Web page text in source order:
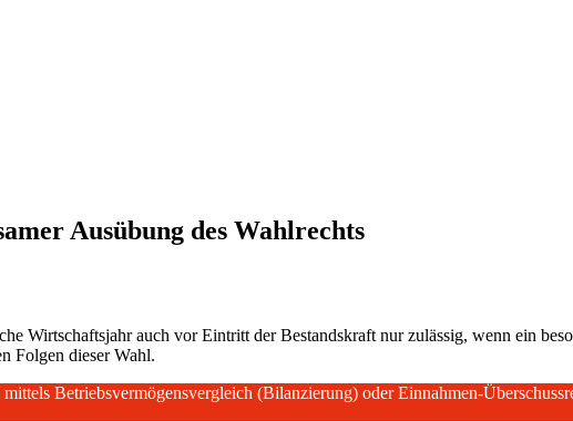
Ausübung des Wahlrechts
Wirtschaftsjahr auch vor Eintritt der Bestandskraft nur zulässig, wenn ein
Folgen dieser Wahl.
Betriebsvermögensvergleich (Bilanzierung) oder Einnahmen-